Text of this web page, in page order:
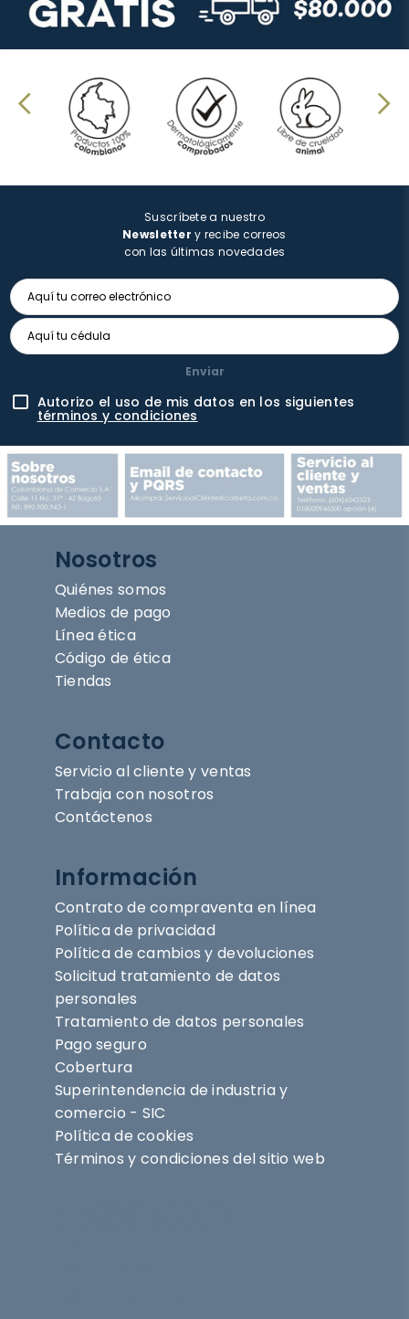
Suscríbete a nuestro
Newsletter y recibe correos
con las últimas novedades
Enviar
Autorizo el uso de mis datos en los siguientes
términos y condiciones
Nosotros
Quiénes somos
Medios de pago
Línea ética
Código de ética
Tiendas
Contacto
Servicio al cliente y ventas
Trabaja con nosotros
Contáctenos
Información
Contrato de compraventa en línea
Política de privacidad
Política de cambios y devoluciones
Solicitud tratamiento de datos
personales
Tratamiento de datos personales
Pago seguro
Cobertura
Superintendencia de industria y
comercio - SIC
Política de cookies
Términos y condiciones del sitio web